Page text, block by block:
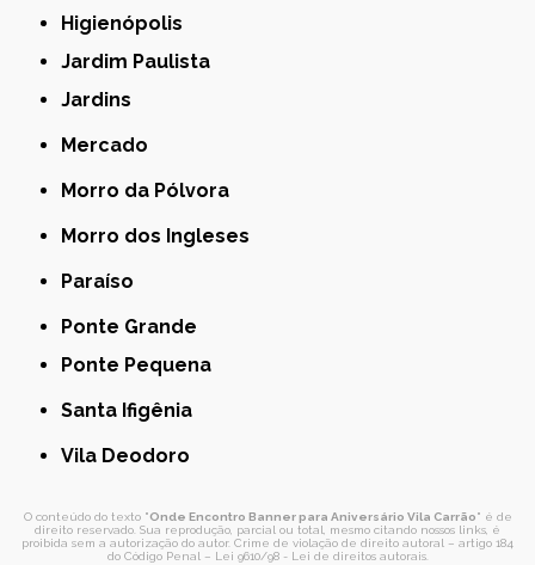
Higienópolis
Jardim Paulista
Jardins
Mercado
Morro da Pólvora
Morro dos Ingleses
Paraíso
Ponte Grande
Ponte Pequena
Santa Ifigênia
Vila Deodoro
O conteúdo do texto "Onde Encontro Banner para Aniversário Vila Carrão" é de
direito reservado. Sua reprodução, parcial ou total, mesmo citando nossos links, é
proibida sem a autorização do autor. Crime de violação de direito autoral – artigo 184
do Código Penal – Lei 9610/98 - Lei de direitos autorais.